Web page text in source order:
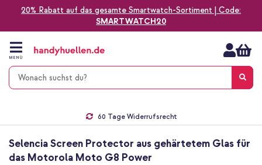
20% Rabatt auf das gesamte Smartwatch-Sortiment | Code:
SMARTWATCH20
Zum
Inhalt
springen
MENÜ
60 Tage Widerrufsrecht
Selencia Screen Protector aus gehärtetem Glas für
das Motorola Moto G8 Power